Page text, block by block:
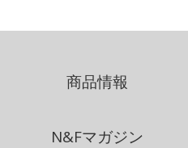
商品情報
N&Fマガジン